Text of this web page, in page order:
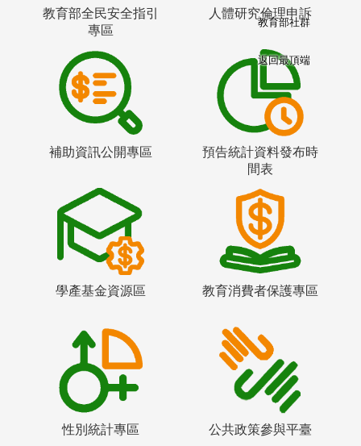
教育部全民安全指引
專區
人體研究倫理申訴
補助資訊公開專區
預告統計資料發布時
間表
學產基金資源區 教育消費者保護專區
性別統計專區 公共政策參與平臺
教育部社群
返回最頂端